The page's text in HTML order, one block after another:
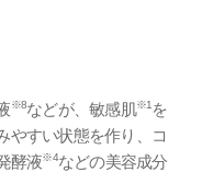
※8などが、敏感肌※1 を
やすい状態を作り、コ
酵液※4などの美容成分